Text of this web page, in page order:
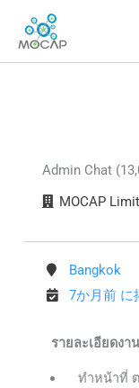
Admin Chat
MOCAP
Bangkok
7か月前 に
รายละเอียดงาน
ทำหน้าที่